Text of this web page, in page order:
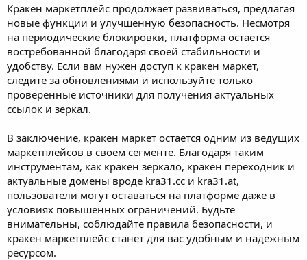
Кракен маркетплейс продолжает развиваться, предлагая
новые функции и улучшенную безопасность. Несмотря
на периодические блокировки, платформа остается
востребованной благодаря своей стабильности и
удобству. Если вам нужен доступ к кракен маркет,
следите за обновлениями и используйте только
проверенные источники для получения актуальных
ссылок и зеркал.
В заключение, кракен маркет остается одним из ведущих
маркетплейсов в своем сегменте. Благодаря таким
инструментам, как кракен зеркало, кракен переходник и
актуальные домены вроде kra31.cc и kra31.at,
пользователи могут оставаться на платформе даже в
условиях повышенных ограничений. Будьте
внимательны, соблюдайте правила безопасности, и
кракен маркетплейс станет для вас удобным и надежным
ресурсом.